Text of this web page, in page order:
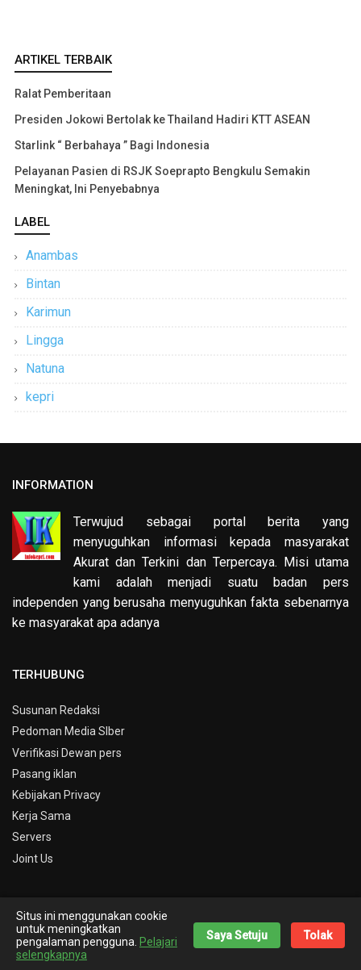
ARTIKEL TERBAIK
Ralat Pemberitaan
Presiden Jokowi Bertolak ke Thailand Hadiri KTT ASEAN
Starlink “ Berbahaya ” Bagi Indonesia
Pelayanan Pasien di RSJK Soeprapto Bengkulu Semakin
Meningkat, Ini Penyebabnya
LABEL
Anambas
Bintan
Karimun
Lingga
Natuna
kepri
INFORMATION
Terwujud sebagai portal berita yang
menyuguhkan informasi kepada masyarakat
Akurat dan Terkini dan Terpercaya. Misi utama
kami adalah menjadi suatu badan pers
independen yang berusaha menyuguhkan fakta sebenarnya
ke masyarakat apa adanya
TERHUBUNG
Susunan Redaksi
Pedoman Media SIber
Verifikasi Dewan pers
Pasang iklan
Kebijakan Privacy
Kerja Sama
Servers
Joint Us
© Copyright 2019 -
Theme ByNick Desain
Situs ini menggunakan cookie
untuk meningkatkan
pengalaman pengguna. Pelajari
selengkapnya
Saya Setuju Tolak